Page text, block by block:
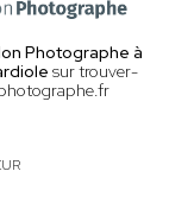
Photographe à
sur trouver-